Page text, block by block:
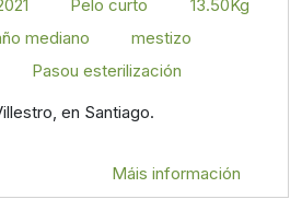
Pelo curto
13.50Kg
mediano
mestizo
Pasou esterilización
en Santiago.
Máis información